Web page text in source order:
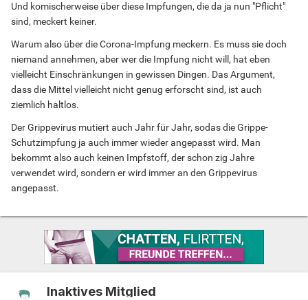
Und komischerweise über diese Impfungen, die da ja nun "Pflicht"
sind, meckert keiner.
Warum also über die Corona-Impfung meckern. Es muss sie doch
niemand annehmen, aber wer die Impfung nicht will, hat eben
vielleicht Einschränkungen in gewissen Dingen. Das Argument,
dass die Mittel vielleicht nicht genug erforscht sind, ist auch
ziemlich haltlos.
Der Grippevirus mutiert auch Jahr für Jahr, sodas die Grippe-
Schutzimpfung ja auch immer wieder angepasst wird. Man
bekommt also auch keinen Impfstoff, der schon zig Jahre
verwendet wird, sondern er wird immer an den Grippevirus
angepasst.
Inaktives Mitglied